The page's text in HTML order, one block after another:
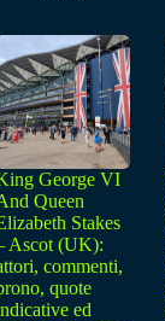
George VI
Queen
Stakes
Ascot (UK):
commenti,
quote
ed